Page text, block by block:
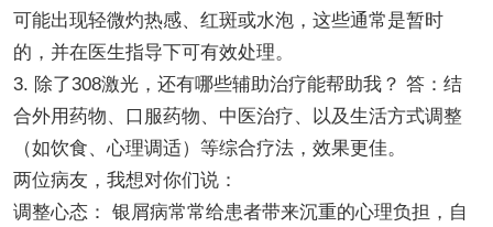
可能出现轻微灼热感、红斑或水泡，这些通常是暂时
的，并在医生指导下可有效处理。
3. 除了308激光，还有哪些辅助治疗能帮助我？ 答：结
合外用药物、口服药物、中医治疗、以及生活方式调整
（如饮食、心理调适）等综合疗法，效果更佳。
两位病友，我想对你们说：
调整心态： 银屑病常常给患者带来沉重的心理负担，自